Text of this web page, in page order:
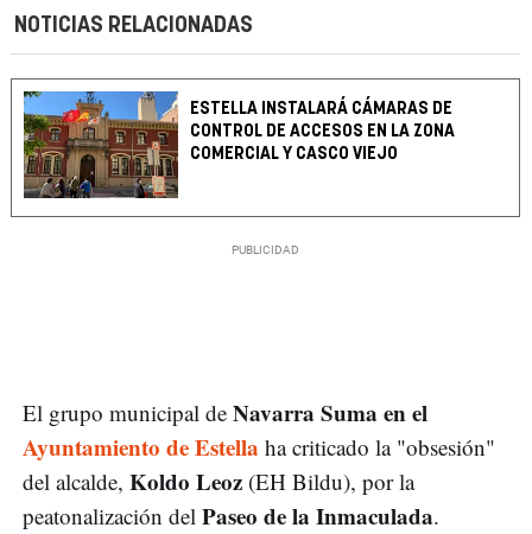
NOTICIAS RELACIONADAS
ESTELLA INSTALARÁ CÁMARAS DE
CONTROL DE ACCESOS EN LA ZONA
COMERCIAL Y CASCO VIEJO
El grupo municipal de Navarra Suma en el
Ayuntamiento de Estella ha criticado la "obsesión"
del alcalde, Koldo Leoz (EH Bildu), por la
peatonalización del Paseo de la Inmaculada.